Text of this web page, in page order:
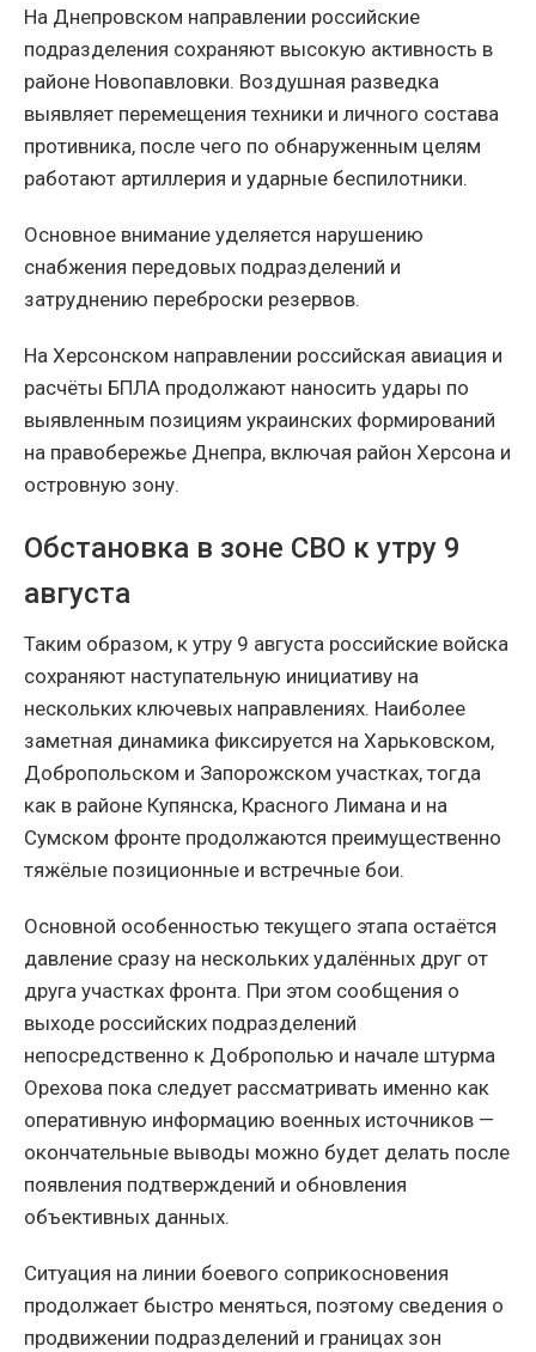
На Днепровском направлении российские
подразделения сохраняют высокую активность в
районе Новопавловки. Воздушная разведка
выявляет перемещения техники и личного состава
противника, после чего по обнаруженным целям
работают артиллерия и ударные беспилотники.
Основное внимание уделяется нарушению
снабжения передовых подразделений и
затруднению переброски резервов.
На Херсонском направлении российская авиация и
расчёты БПЛА продолжают наносить удары по
выявленным позициям украинских формирований
на правобережье Днепра, включая район Херсона и
островную зону.
Обстановка в зоне СВО к утру 9
августа
Таким образом, к утру 9 августа российские войска
сохраняют наступательную инициативу на
нескольких ключевых направлениях. Наиболее
заметная динамика фиксируется на Харьковском,
Добропольском и Запорожском участках, тогда
как в районе Купянска, Красного Лимана и на
Сумском фронте продолжаются преимущественно
тяжёлые позиционные и встречные бои.
Основной особенностью текущего этапа остаётся
давление сразу на нескольких удалённых друг от
друга участках фронта. При этом сообщения о
выходе российских подразделений
непосредственно к Доброполью и начале штурма
Орехова пока следует рассматривать именно как
оперативную информацию военных источников —
окончательные выводы можно будет делать после
появления подтверждений и обновления
объективных данных.
Ситуация на линии боевого соприкосновения
продолжает быстро меняться, поэтому сведения о
продвижении подразделений и границах зон